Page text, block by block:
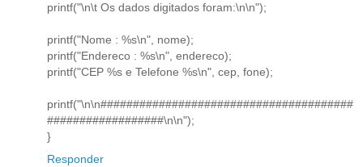
printf("\n\t Os dados digitados foram:\n\n");
printf("Nome : %s\n", nome);
printf("Endereco : %s\n", endereco);
printf("CEP %s e Telefone %s\n", cep, fone);
printf("\n\n#######################################
##################\n\n");
}
Responder